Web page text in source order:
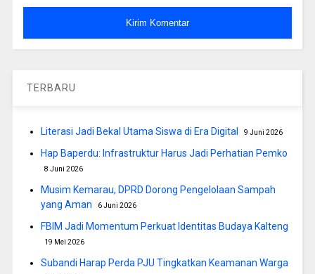
TERBARU
Literasi Jadi Bekal Utama Siswa di Era Digital 9 Juni 2026
Hap Baperdu: Infrastruktur Harus Jadi Perhatian Pemko
8 Juni 2026
Musim Kemarau, DPRD Dorong Pengelolaan Sampah
yang Aman
6 Juni 2026
FBIM Jadi Momentum Perkuat Identitas Budaya Kalteng
19 Mei 2026
Subandi Harap Perda PJU Tingkatkan Keamanan Warga